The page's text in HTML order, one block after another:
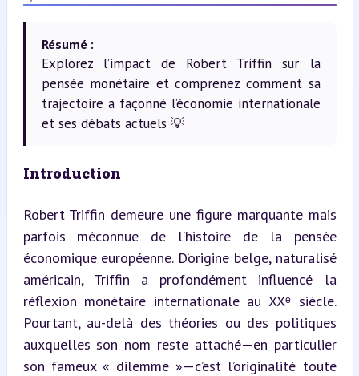
Résumé :
Explorez l’impact de Robert Triffin sur la
pensée monétaire et comprenez comment sa
trajectoire a façonné l’économie internationale
et ses débats actuels 💡
Introduction
Robert Triffin demeure une figure marquante mais
parfois méconnue de l’histoire de la pensée
économique européenne. D’origine belge, naturalisé
américain, Triffin a profondément influencé la
réflexion monétaire internationale au XXᵉ siècle.
Pourtant, au-delà des théories ou des politiques
auxquelles son nom reste attaché—en particulier
son fameux « dilemme »—c’est l’originalité toute